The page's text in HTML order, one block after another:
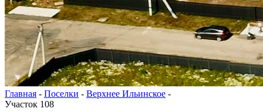
Главная - Поселки - Верхнее Ильинское -
Участок 108